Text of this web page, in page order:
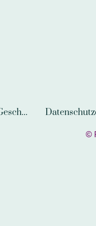
AGB/Allgemeine Geschäftsbedingungen
©